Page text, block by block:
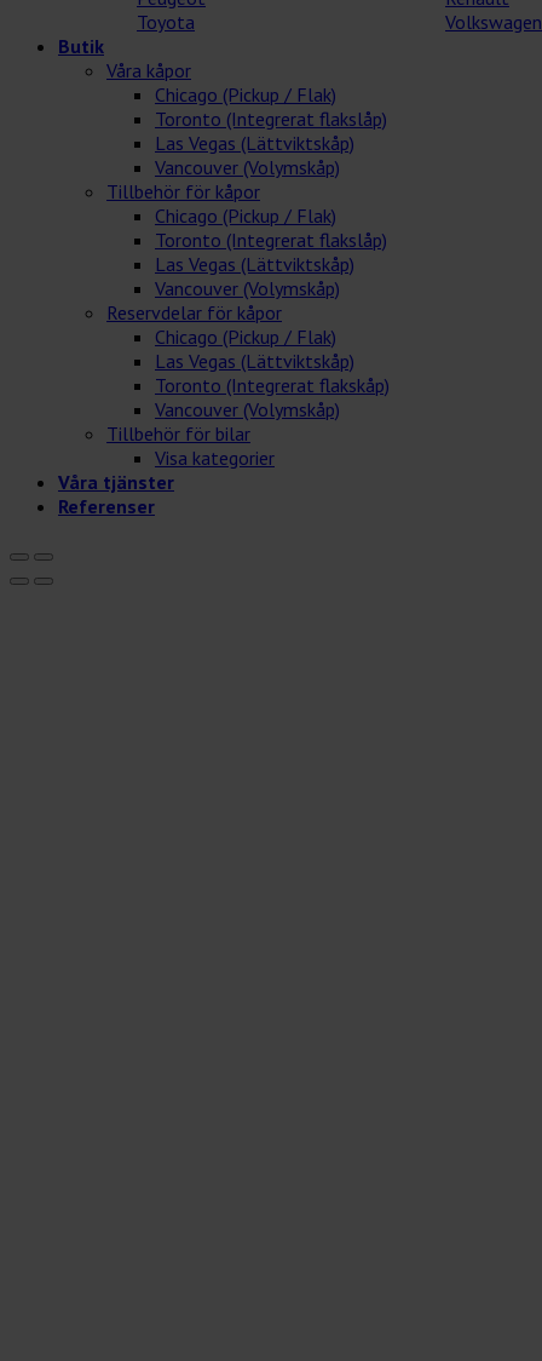
Toyota
Volkswagen
Butik
Våra kåpor
Chicago (Pickup / Flak)
Toronto (Integrerat flakslåp)
Las Vegas (Lättviktskåp)
Vancouver (Volymskåp)
Tillbehör för kåpor
Chicago (Pickup / Flak)
Toronto (Integrerat flakslåp)
Las Vegas (Lättviktskåp)
Vancouver (Volymskåp)
Reservdelar för kåpor
Chicago (Pickup / Flak)
Las Vegas (Lättviktskåp)
Toronto (Integrerat flakskåp)
Vancouver (Volymskåp)
Tillbehör för bilar
Visa kategorier
Våra tjänster
Referenser